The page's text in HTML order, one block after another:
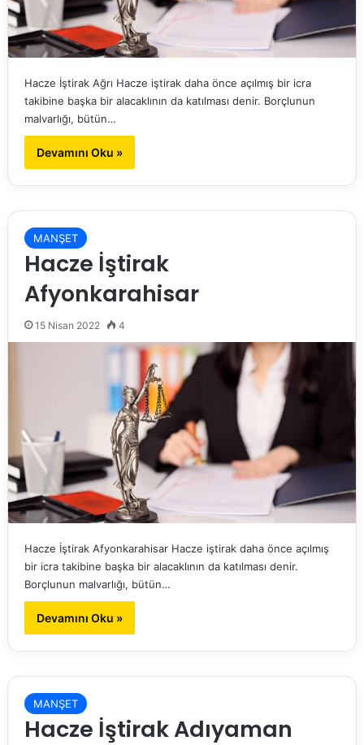
Hacze İştirak Ağrı Hacze iştirak daha önce açılmış bir icra
takibine başka bir alacaklının da katılması denir. Borçlunun
malvarlığı, bütün…
Devamını Oku »
MANŞET
Hacze İştirak
Afyonkarahisar
15 Nisan 2022 4
Hacze İştirak Afyonkarahisar Hacze iştirak daha önce açılmış
bir icra takibine başka bir alacaklının da katılması denir.
Borçlunun malvarlığı, bütün…
Devamını Oku »
MANŞET
Hacze İştirak Adıyaman